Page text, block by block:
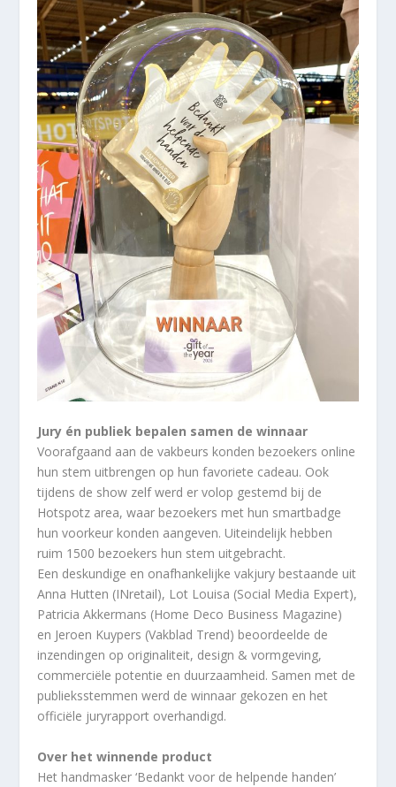
Jury én publiek bepalen samen de winnaar
Voorafgaand aan de vakbeurs konden bezoekers online
hun stem uitbrengen op hun favoriete cadeau. Ook
tijdens de show zelf werd er volop gestemd bij de
Hotspotz area, waar bezoekers met hun smartbadge
hun voorkeur konden aangeven. Uiteindelijk hebben
ruim 1500 bezoekers hun stem uitgebracht.
Een deskundige en onafhankelijke vakjury bestaande uit
Anna Hutten (INretail), Lot Louisa (Social Media Expert),
Patricia Akkermans (Home Deco Business Magazine)
en Jeroen Kuypers (Vakblad Trend) beoordeelde de
inzendingen op originaliteit, design & vormgeving,
commerciële potentie en duurzaamheid. Samen met de
publieksstemmen werd de winnaar gekozen en het
officiële juryrapport overhandigd.
Over het winnende product
Het handmasker ‘Bedankt voor de helpende handen’